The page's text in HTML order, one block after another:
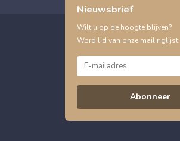
Nieuwsbrief
Wilt u op de hoogte blijven?
Word lid van onze mailinglijst:
Abonneer